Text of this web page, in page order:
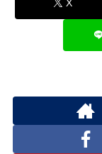
X